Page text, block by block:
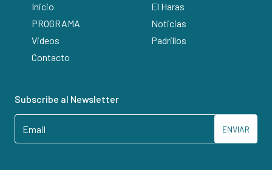
Inicio
El Haras
PROGRAMA
Noticias
Videos
Padrillos
Contacto
Subscribe al Newsletter
ENVIAR